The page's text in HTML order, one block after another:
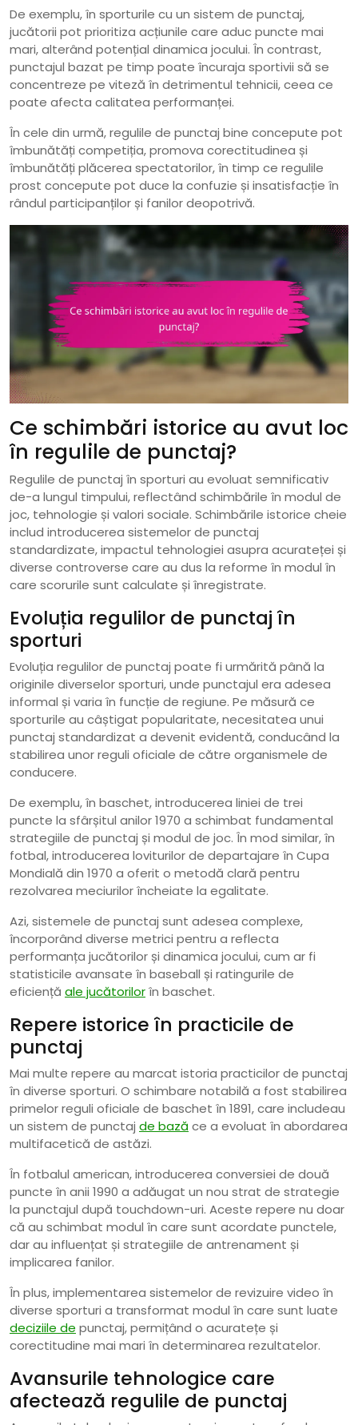
De exemplu, în sporturile cu un sistem de punctaj,
jucătorii pot prioritiza acțiunile care aduc puncte mai
mari, alterând potențial dinamica jocului. În contrast,
punctajul bazat pe timp poate încuraja sportivii să se
concentreze pe viteză în detrimentul tehnicii, ceea ce
poate afecta calitatea performanței.
În cele din urmă, regulile de punctaj bine concepute pot
îmbunătăți competiția, promova corectitudinea și
îmbunătăți plăcerea spectatorilor, în timp ce regulile
prost concepute pot duce la confuzie și insatisfacție în
rândul participanților și fanilor deopotrivă.
Ce schimbări istorice au avut loc
în regulile de punctaj?
Regulile de punctaj în sporturi au evoluat semnificativ
de-a lungul timpului, reflectând schimbările în modul de
joc, tehnologie și valori sociale. Schimbările istorice cheie
includ introducerea sistemelor de punctaj
standardizate, impactul tehnologiei asupra acurateței și
diverse controverse care au dus la reforme în modul în
care scorurile sunt calculate și înregistrate.
Evoluția regulilor de punctaj în
sporturi
Evoluția regulilor de punctaj poate fi urmărită până la
originile diverselor sporturi, unde punctajul era adesea
informal și varia în funcție de regiune. Pe măsură ce
sporturile au câștigat popularitate, necesitatea unui
punctaj standardizat a devenit evidentă, conducând la
stabilirea unor reguli oficiale de către organismele de
conducere.
De exemplu, în baschet, introducerea liniei de trei
puncte la sfârșitul anilor 1970 a schimbat fundamental
strategiile de punctaj și modul de joc. În mod similar, în
fotbal, introducerea loviturilor de departajare în Cupa
Mondială din 1970 a oferit o metodă clară pentru
rezolvarea meciurilor încheiate la egalitate.
Azi, sistemele de punctaj sunt adesea complexe,
încorporând diverse metrici pentru a reflecta
performanța jucătorilor și dinamica jocului, cum ar fi
statisticile avansate în baseball și ratingurile de
eficiență ale jucătorilorîn baschet.
Repere istorice în practicile de
punctaj
Mai multe repere au marcat istoria practicilor de punctaj
în diverse sporturi. O schimbare notabilă a fost stabilirea
primelor reguli oficiale de baschet în 1891, care includeau
un sistem de punctaj de bază ce a evoluat în abordarea
multifacetică de astăzi.
În fotbalul american, introducerea conversiei de două
puncte în anii 1990 a adăugat un nou strat de strategie
la punctajul după touchdown-uri. Aceste repere nu doar
că au schimbat modul în care sunt acordate punctele,
dar au influențat și strategiile de antrenament și
implicarea fanilor.
În plus, implementarea sistemelor de revizuire video în
diverse sporturi a transformat modul în care sunt luate
deciziile de punctaj, permițând o acuratețe și
corectitudine mai mari în determinarea rezultatelor.
Avansurile tehnologice care
afectează regulile de punctaj